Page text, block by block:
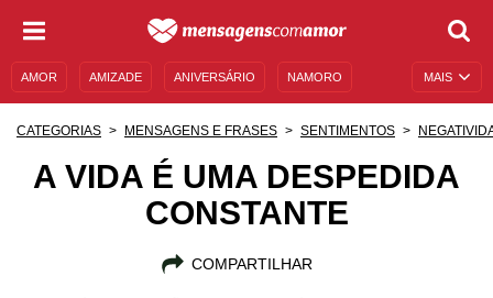
MAIS
AMOR AMIZADE ANIVERSÁRIO NAMORO
MENSAGENS E FRASES MENSAGENS DE ANIVERSÁRIO
CATEGORIAS MENSAGENS E FRASES SENTIMENTOS
A VIDA É UMA DESPEDIDA
CONSTANTE
COMPARTILHAR